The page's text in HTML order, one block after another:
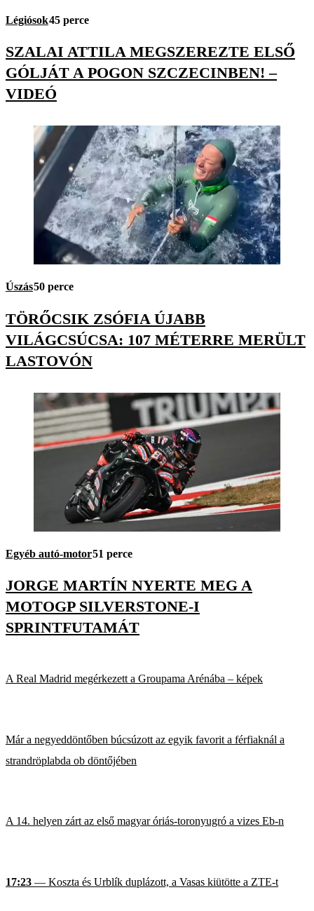
Légiósok45 perce
SZALAI ATTILA MEGSZEREZTE ELSŐ
GÓLJÁT A POGON SZCZECINBEN! –
VIDEÓ
Úszás50 perce
TÖRŐCSIK ZSÓFIA ÚJABB
VILÁGCSÚCSA: 107 MÉTERRE MERÜLT
LASTOVÓN
Egyéb autó-motor51 perce
JORGE MARTÍN NYERTE MEG A
MOTOGP SILVERSTONE-I
SPRINTFUTAMÁT
A Real Madrid megérkezett a Groupama Arénába – képek
Már a negyeddöntőben búcsúzott az egyik favorit a férfiaknál a
strandröplabda ob döntőjében
A 14. helyen zárt az első magyar óriás-toronyugró a vizes Eb-n
17:23 — Koszta és Urblík duplázott, a Vasas kiütötte a ZTE-t